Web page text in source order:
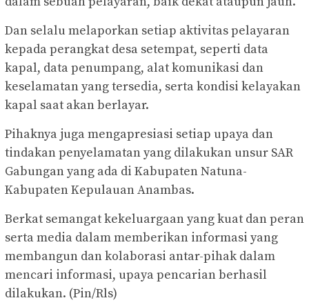
Dan selalu melaporkan setiap aktivitas pelayaran
kepada perangkat desa setempat, seperti data
kapal, data penumpang, alat komunikasi dan
keselamatan yang tersedia, serta kondisi kelayakan
kapal saat akan berlayar.
Pihaknya juga mengapresiasi setiap upaya dan
tindakan penyelamatan yang dilakukan unsur SAR
Gabungan yang ada di Kabupaten Natuna-
Kabupaten Kepulauan Anambas.
Berkat semangat kekeluargaan yang kuat dan peran
serta media dalam memberikan informasi yang
membangun dan kolaborasi antar-pihak dalam
mencari informasi, upaya pencarian berhasil
dilakukan. (Pin/Rls)